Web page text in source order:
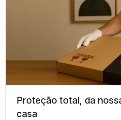
Proteção total, da
casa